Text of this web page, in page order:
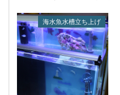
海水魚水槽立ち上げ